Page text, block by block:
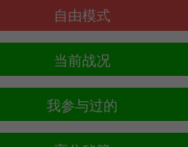
自由模式
当前战况
我参与过的